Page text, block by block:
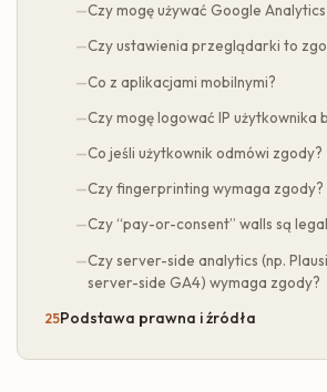
Czy mogę używać Google
Czy ustawienia przeglądarki to
Co z aplikacjami mobilnymi?
Czy mogę logować IP użytkownika
Co jeśli użytkownik odmówi zgody?
Czy fingerprinting wymaga zgody?
Czy “pay-or-consent” walls są
Czy server-side analytics (np.
server-side GA4) wymaga zgody?
Podstawa prawna i źródła